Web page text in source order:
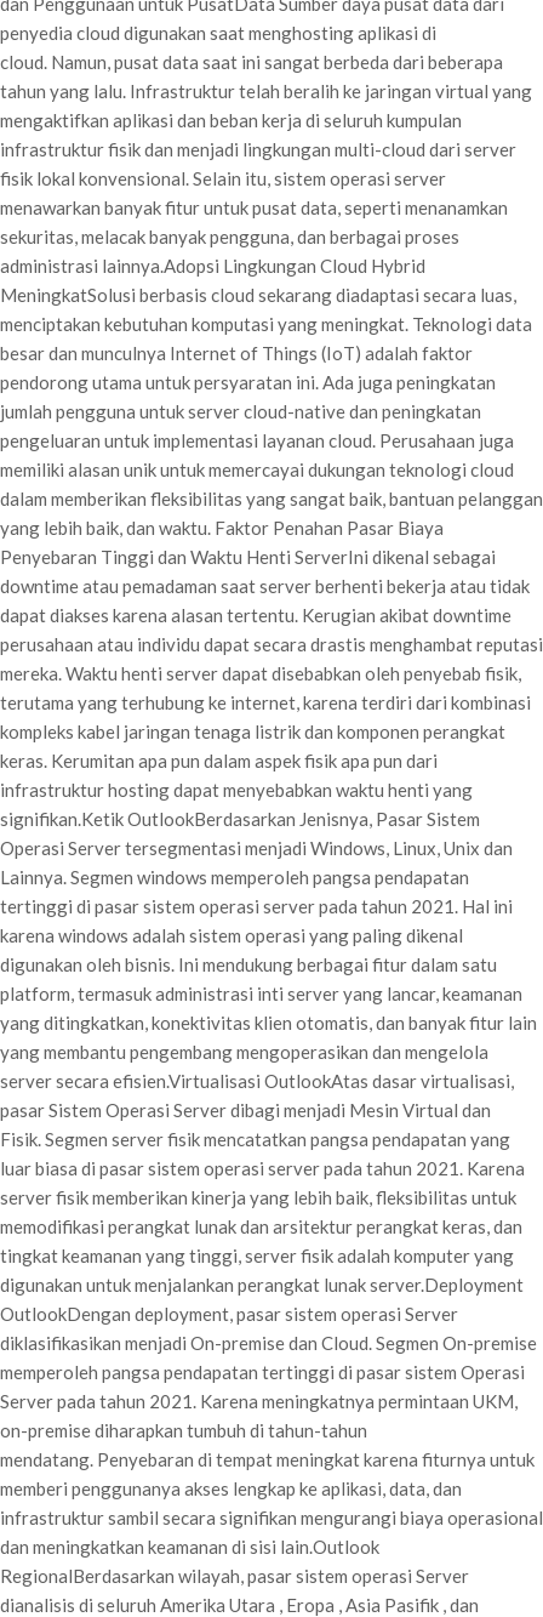
penyedia cloud digunakan saat menghosting aplikasi di
cloud. Namun, pusat data saat ini sangat berbeda dari beberapa
tahun yang lalu. Infrastruktur telah beralih ke jaringan virtual yang
mengaktifkan aplikasi dan beban kerja di seluruh kumpulan
infrastruktur fisik dan menjadi lingkungan multi-cloud dari server
fisik lokal konvensional. Selain itu, sistem operasi server
menawarkan banyak fitur untuk pusat data, seperti menanamkan
sekuritas, melacak banyak pengguna, dan berbagai proses
administrasi lainnya.Adopsi Lingkungan Cloud Hybrid
MeningkatSolusi berbasis cloud sekarang diadaptasi secara luas,
menciptakan kebutuhan komputasi yang meningkat. Teknologi data
besar dan munculnya Internet of Things (IoT) adalah faktor
pendorong utama untuk persyaratan ini. Ada juga peningkatan
jumlah pengguna untuk server cloud-native dan peningkatan
pengeluaran untuk implementasi layanan cloud. Perusahaan juga
memiliki alasan unik untuk memercayai dukungan teknologi cloud
dalam memberikan fleksibilitas yang sangat baik, bantuan pelanggan
yang lebih baik, dan waktu. Faktor Penahan Pasar Biaya
Penyebaran Tinggi dan Waktu Henti ServerIni dikenal sebagai
downtime atau pemadaman saat server berhenti bekerja atau tidak
dapat diakses karena alasan tertentu. Kerugian akibat downtime
perusahaan atau individu dapat secara drastis menghambat reputasi
mereka. Waktu henti server dapat disebabkan oleh penyebab fisik,
terutama yang terhubung ke internet, karena terdiri dari kombinasi
kompleks kabel jaringan tenaga listrik dan komponen perangkat
keras. Kerumitan apa pun dalam aspek fisik apa pun dari
infrastruktur hosting dapat menyebabkan waktu henti yang
signifikan.Ketik OutlookBerdasarkan Jenisnya, Pasar Sistem
Operasi Server tersegmentasi menjadi Windows, Linux, Unix dan
Lainnya. Segmen windows memperoleh pangsa pendapatan
tertinggi di pasar sistem operasi server pada tahun 2021. Hal ini
karena windows adalah sistem operasi yang paling dikenal
digunakan oleh bisnis. Ini mendukung berbagai fitur dalam satu
platform, termasuk administrasi inti server yang lancar, keamanan
yang ditingkatkan, konektivitas klien otomatis, dan banyak fitur lain
yang membantu pengembang mengoperasikan dan mengelola
server secara efisien.Virtualisasi OutlookAtas dasar virtualisasi,
pasar Sistem Operasi Server dibagi menjadi Mesin Virtual dan
Fisik. Segmen server fisik mencatatkan pangsa pendapatan yang
luar biasa di pasar sistem operasi server pada tahun 2021. Karena
server fisik memberikan kinerja yang lebih baik, fleksibilitas untuk
memodifikasi perangkat lunak dan arsitektur perangkat keras, dan
tingkat keamanan yang tinggi, server fisik adalah komputer yang
digunakan untuk menjalankan perangkat lunak server.Deployment
OutlookDengan deployment, pasar sistem operasi Server
diklasifikasikan menjadi On-premise dan Cloud. Segmen On-premise
memperoleh pangsa pendapatan tertinggi di pasar sistem Operasi
Server pada tahun 2021. Karena meningkatnya permintaan UKM,
on-premise diharapkan tumbuh di tahun-tahun
mendatang. Penyebaran di tempat meningkat karena fiturnya untuk
memberi penggunanya akses lengkap ke aplikasi, data, dan
infrastruktur sambil secara signifikan mengurangi biaya operasional
dan meningkatkan keamanan di sisi lain.Outlook
RegionalBerdasarkan wilayah, pasar sistem operasi Server
dianalisis di seluruh Amerika Utara , Eropa , Asia Pasifik , dan